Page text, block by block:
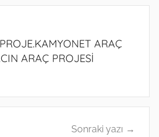
ARAÇ
ARAÇ PROJESİ
Sonraki yazı